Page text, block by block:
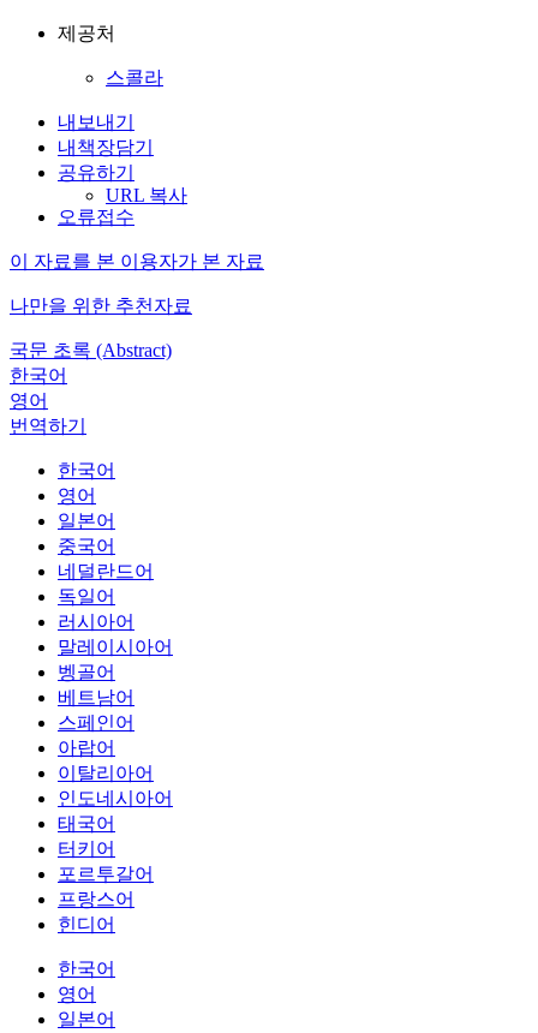
제공처
스콜라
내보내기
내책장담기
공유하기
URL 복사
오류접수
이 자료를 본 이용자가 본 자료
나만을 위한 추천자료
국문 초록 (Abstract)
한국어
영어
번역하기
한국어
영어
일본어
중국어
네덜란드어
독일어
러시아어
말레이시아어
벵골어
베트남어
스페인어
아랍어
이탈리아어
인도네시아어
태국어
터키어
포르투갈어
프랑스어
힌디어
한국어
영어
일본어